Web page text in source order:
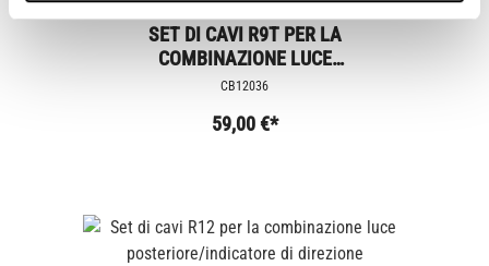
SET DI CAVI R9T PER LA
COMBINAZIONE LUCE
POSTERIORE/INDICATORE
CB12036
59,00 €*